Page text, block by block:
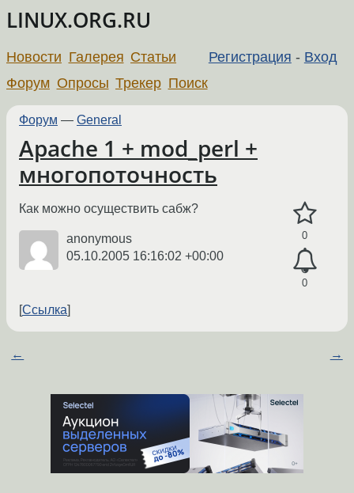
LINUX.ORG.RU
Регистрация - Вход
Новости Галерея Статьи
Форум Опросы Трекер Поиск
Форум — General
Apache 1 + mod_perl +
многопоточность
0
0
Как можно осуществить сабж?
anonymous
05.10.2005 16:16:02 +00:00
Ссылка
← →